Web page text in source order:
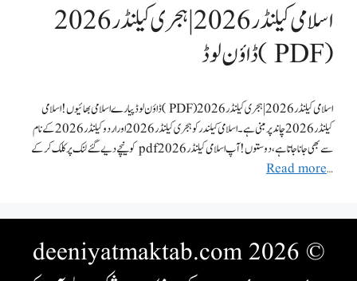
اسلامی کیلنڈر 2026 | ہجری کیلنڈر 2026
( PDF ) ڈاؤن لوڈ
اسلامی کیلنڈر 2026 | ہجری کیلنڈر 2026 ( PDF ) ڈاؤن لوڈ پیارے اسلامی بھائیوں ! اسلامی
کیلنڈر 2026 چاند پر مبنی ہے۔ اسلامی کیلندر کو ہجری کیلنڈر 2026 اور اردو کیلنڈر 2026 کے نام
سے بھی جانا جاتا ہے، دوستوں ! آپ اسلامی کیلنڈر 2026 pdf کو نیچے دیے گئے لنک پر کلک کرکے
…
Read more
© 2026 deeniyatmaktab.com